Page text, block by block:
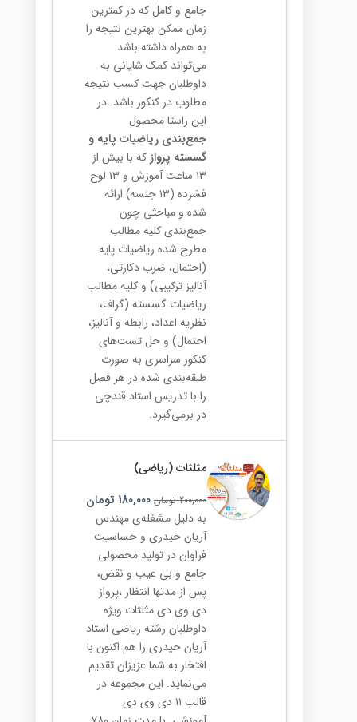
جامع و کامل که در کمترین
زمان ممکن بهترین نتیجه را
به همراه داشته باشد
می‌تواند کمک شایانی به
داوطلبان جهت کسب نتیجه
مطلوب در کنکور باشد. در
این راستا محصول
جمع‌بندی ریاضیات پایه و
گسسته پرواز که با بیش از
۱۳ ساعت آموزش و ۱۳ لوح
فشرده (۱۳ جلسه) ارائه
شده و مباحثی چون
جمع‌بندی کلیه مطالب
مطرح شده ریاضیات پایه
(احتمال، ضرب دکارتی،
آنالیز ترکیبی) و کلیه مطالب
ریاضیات گسسته (گراف،
نظریه اعداد، رابطه و آنالیز،
احتمال) و حل تست‌های
کنکور سراسری به صورت
طبقه‌بندی شده در هر فصل
را با تدریس استاد قندچی
در برمی‌گیرد.
مثلثات (ریاضی)
200,000 تومان 180,000 تومان
به دلیل مشغله‌ی مهندس
آریان حیدری و حساسیت
فراوان در تولید محصولی
جامع و بی عیب و نقض،
پس از مدتها انتظار ،پرواز
دی وی دی مثلثات ویژه
داوطلبان رشته ریاضی استاد
آریان حیدری را هم اکنون با
افتخار به شما عزیزان تقدیم
می‌نماید. این مجموعه در
قالب ۱۱ دی وی دی